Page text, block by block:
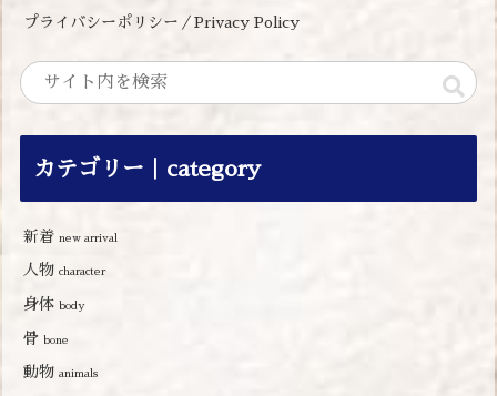
プライバシーポリシー／Privacy Policy
カテゴリー｜category
新着new arrival
人物character
身体body
骨bone
動物animals